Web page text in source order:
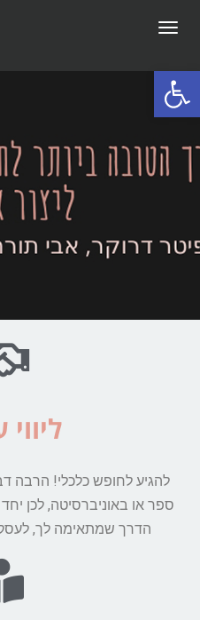
פתח סרגל נגישות
תפריט
להגיע לחופש כלכלי! הרבה
ספר או באוניברסיטה, לכן
הדרך שמתאימה לך,